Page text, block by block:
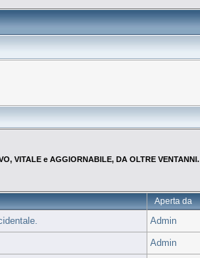
VITALE e AGGIORNABILE, DA OLTRE VENTANNI.
Aperta da
Admin
Admin